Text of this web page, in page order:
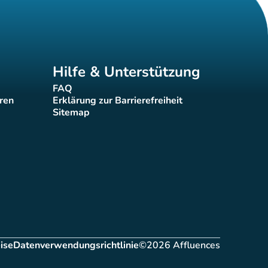
Hilfe & Unterstützung
FAQ(new tab)
Erklärung zur Barrierefreiheit
(new tab)
Sitemap(new tab)
Datenverwendungsrichtlinie
(new tab) ©2026 Affluences